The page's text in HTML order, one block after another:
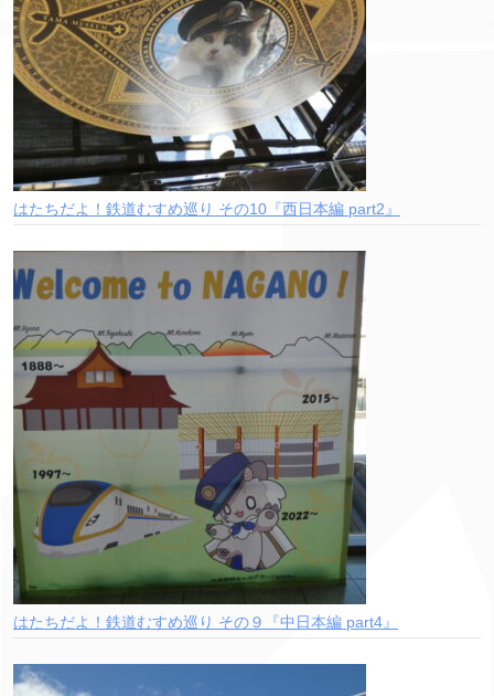
はたちだよ！鉄道むすめ巡り その10『西日本編 part2』
はたちだよ！鉄道むすめ巡り その９『中日本編 part4』